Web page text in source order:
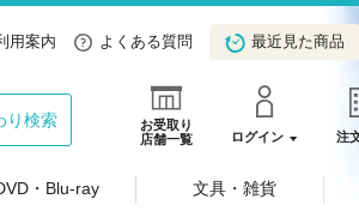
用案内 よくある質問 最近見た商品
お受取り
店舗一覧
ログイン 注
り検索
・Blu-ray 文具・雑貨